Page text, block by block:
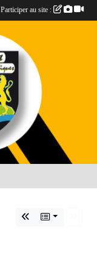
Participer au site :